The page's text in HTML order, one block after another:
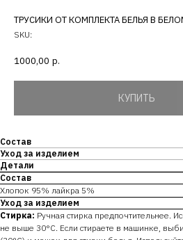
ТРУСИКИ ОТ КОМПЛЕКТА БЕЛЬЯ В
SKU:
1000,00 р.
КУПИТЬ
Состав
Уход за изделием
Детали
Состав
Хлопок 95% лайкра 5%
Уход за изделием
Стирка: Ручная стирка предпочтительнее.
не выше 30°C. Если стираете в машинке,